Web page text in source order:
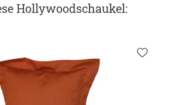
Hollywoodschaukel: